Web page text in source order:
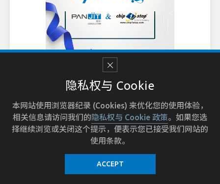
2024-10-02
强茂与Chip One Stop正式成为分销
合作伙伴
强茂今日很荣幸的宣布与知名半导体、电子组件分
销商 Chip One Stop正式建立分销合作关系。
隐私权与 Cookie
本网站使用浏览器纪录 (Cookies) 来优化您的使用体验，
相关信息请访问我们的隐私权与 Cookie 政策。如果您选
择继续浏览或关闭这个提示，便表示您已接受我们网站的
使用条款。
ACCEPT